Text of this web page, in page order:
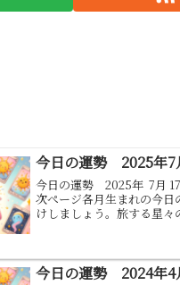
今日の運勢 2025年7
今日の運勢 2025年 7
次ぺージ各月生まれの今日
けしましょう。旅する星々
す。1月.山羊座:(12月22...
今日の運勢 2024年4